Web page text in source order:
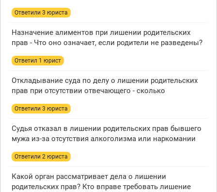
Ответили 3 юристa
Назначение алиментов при лишении родительских
прав - Что оно означает, если родители не разведены?
Ответил 1 юрист
Откладывание суда по делу о лишении родительских
прав при отсутствии отвечающего - сколько
Ответили 3 юристa
Судья отказал в лишении родительских прав бывшего
мужа из-за отсутствия алкоголизма или наркомании
Ответили 2 юристa
Какой орган рассматривает дела о лишении
родительских прав? Кто вправе требовать лишение